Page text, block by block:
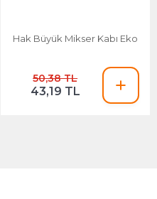
Hak Büyük Mikser Kabı Eko
50,38 TL
43,19 TL